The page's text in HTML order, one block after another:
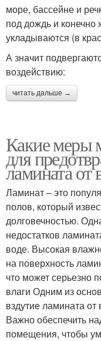
море, бассейне и
под дождь и
укладываются (в
А значит
воздействию:
читать дальше →
Какие меры
для
ламината от
Ламинат – это
полов, который
долговечностью.
недостатков
воде. Высокая
на поверхность
что может серьезно
влаги Одним из
вздутие ламината
Важно обеспечить
помещения, чтобы